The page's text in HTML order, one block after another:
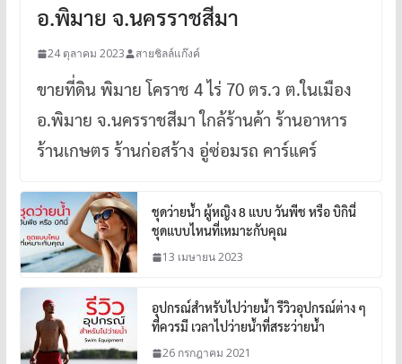
อ.พิมาย จ.นครราชสีมา
24 ตุลาคม 2023 สายชิลล์แก๊งค์
ขายที่ดิน พิมาย โคราช 4 ไร่ 70 ตร.ว ต.ในเมือง
อ.พิมาย จ.นครราชสีมา ใกล้ร้านค้า ร้านอาหาร
ร้านเกษตร ร้านก่อสร้าง อู่ซ่อมรถ คาร์แคร์
ชุดว่ายน้ำ ผู้หญิง 8 แบบ วันพีช หรือ บิกินี่
ชุดแบบไหนที่เหมาะกับคุณ
13 เมษายน 2023
อุปกรณ์สำหรับไปว่ายน้ำ รีวิวอุปกรณ์ต่าง ๆ
ที่ควรมี เวลาไปว่ายน้ำที่สระว่ายน้ำ
26 กรกฎาคม 2021